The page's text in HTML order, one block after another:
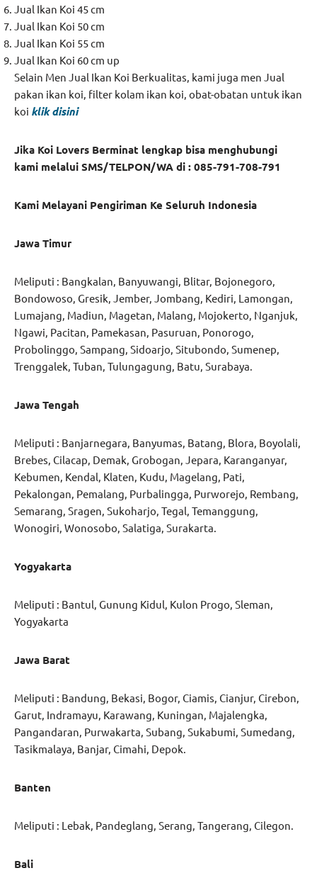
Jual Ikan Koi 45 cm
Jual Ikan Koi 50 cm
Jual Ikan Koi 55 cm
Jual Ikan Koi 60 cm up
Selain Men Jual Ikan Koi Berkualitas, kami juga men Jual
pakan ikan koi, filter kolam ikan koi, obat-obatan untuk ikan
koi klik disini
Jika Koi Lovers Berminat lengkap bisa menghubungi
kami melalui SMS/TELPON/WA di : 085-791-708-791
Kami Melayani Pengiriman Ke Seluruh Indonesia
Jawa Timur
Meliputi : Bangkalan, Banyuwangi, Blitar, Bojonegoro,
Bondowoso, Gresik, Jember, Jombang, Kediri, Lamongan,
Lumajang, Madiun, Magetan, Malang, Mojokerto, Nganjuk,
Ngawi, Pacitan, Pamekasan, Pasuruan, Ponorogo,
Probolinggo, Sampang, Sidoarjo, Situbondo, Sumenep,
Trenggalek, Tuban, Tulungagung, Batu, Surabaya.
Jawa Tengah
Meliputi : Banjarnegara, Banyumas, Batang, Blora, Boyolali,
Brebes, Cilacap, Demak, Grobogan, Jepara, Karanganyar,
Kebumen, Kendal, Klaten, Kudu, Magelang, Pati,
Pekalongan, Pemalang, Purbalingga, Purworejo, Rembang,
Semarang, Sragen, Sukoharjo, Tegal, Temanggung,
Wonogiri, Wonosobo, Salatiga, Surakarta.
Yogyakarta
Meliputi : Bantul, Gunung Kidul, Kulon Progo, Sleman,
Yogyakarta
Jawa Barat
Meliputi : Bandung, Bekasi, Bogor, Ciamis, Cianjur, Cirebon,
Garut, Indramayu, Karawang, Kuningan, Majalengka,
Pangandaran, Purwakarta, Subang, Sukabumi, Sumedang,
Tasikmalaya, Banjar, Cimahi, Depok.
Banten
Meliputi : Lebak, Pandeglang, Serang, Tangerang, Cilegon.
Bali